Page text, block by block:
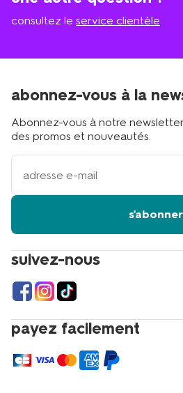
consultez le service clientèle
suivez-nous
payez facilement
abonnez-vous à la
Abonnez-vous à notre
des promos et nouveautés.
votre
adresse
s'abonner